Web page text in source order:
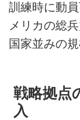
訓練時に動
メリカの総
国家並みの規
戦略拠点
入